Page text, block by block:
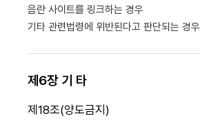
음란 사이트를 링크하는 경우
기타 관련법령에 위반된다고 판단되는 경우
제6장 기 타
제18조(양도금지)